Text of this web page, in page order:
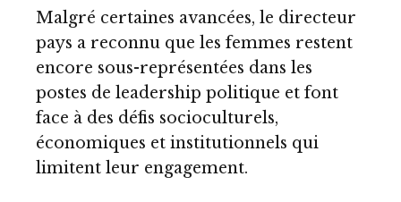
Malgré certaines avancées, le directeur
pays a reconnu que les femmes restent
encore sous-représentées dans les
postes de leadership politique et font
face à des défis socioculturels,
économiques et institutionnels qui
limitent leur engagement.